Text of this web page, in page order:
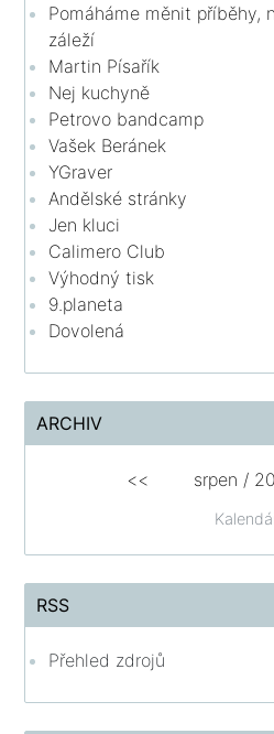
Pomáháme měnit příběhy,
záleží
Martin Písařík
Nej kuchyně
Petrovo bandcamp
Vašek Beránek
YGraver
Andělské stránky
Jen kluci
Calimero Club
Výhodný tisk
9.planeta
Dovolená
ARCHIV
<< srpen /
RSS
Přehled zdrojů